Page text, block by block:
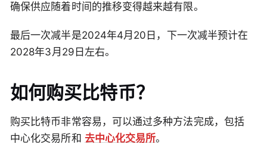
确保供应随着时间的推移变得越来越有限。
最后一次减半是2024年4月20日，下一次减半预计在
2028年3月29日左右。
如何购买比特币？
购买比特币非常容易，可以通过多种方法完成，包括
中心化交易所和 去中心化交易所。